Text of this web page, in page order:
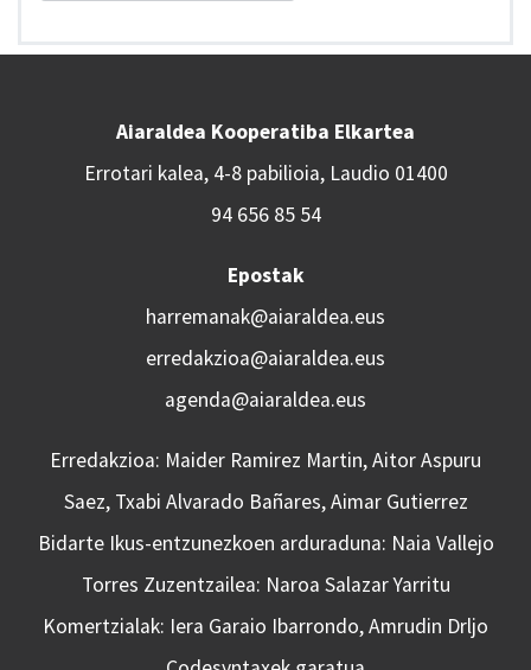
Aiaraldea Kooperatiba Elkartea
Errotari kalea, 4-8 pabilioia, Laudio 01400
94 656 85 54
Epostak
harremanak@aiaraldea.eus
erredakzioa@aiaraldea.eus
agenda@aiaraldea.eus
Erredakzioa: Maider Ramirez Martin, Aitor Aspuru
Saez, Txabi Alvarado Bañares, Aimar Gutierrez
Bidarte Ikus-entzunezkoen arduraduna: Naia Vallejo
Torres Zuzentzailea: Naroa Salazar Yarritu
Komertzialak: Iera Garaio Ibarrondo, Amrudin Drljo